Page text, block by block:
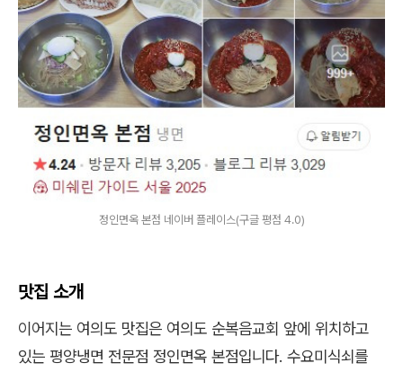
정인면옥 본점 네이버 플레이스(구글 평점 4.0)
맛집 소개
이어지는 여의도 맛집은 여의도 순복음교회 앞에 위치하고
있는 평양냉면 전문점 정인면옥 본점입니다. 수요미식쇠를